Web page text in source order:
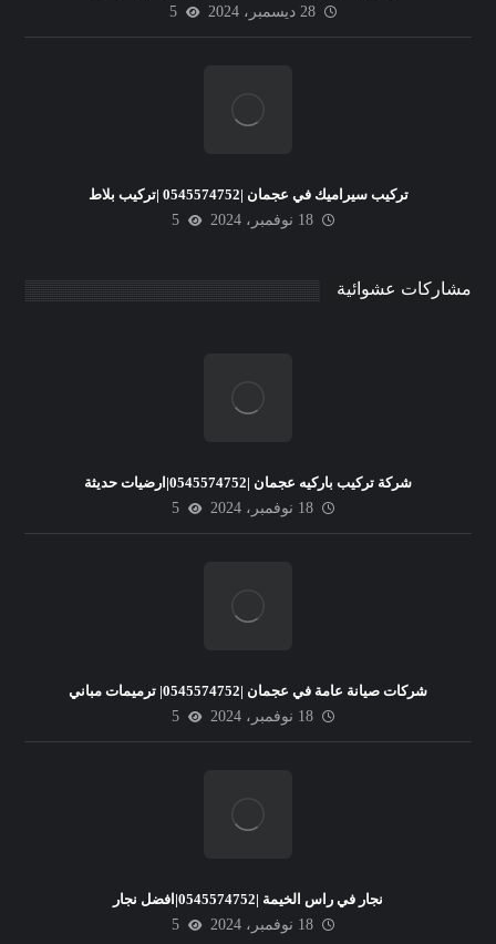
28 ديسمبر، 2024
5
تركيب سيراميك في عجمان |0545574752 |تركيب بلاط
18 نوفمبر، 2024
5
مشاركات عشوائية
شركة تركيب باركيه عجمان |0545574752|ارضيات حديثة
18 نوفمبر، 2024
5
شركات صيانة عامة في عجمان |0545574752| ترميمات مباني
18 نوفمبر، 2024
5
نجار في راس الخيمة |0545574752|افضل نجار
18 نوفمبر، 2024
5